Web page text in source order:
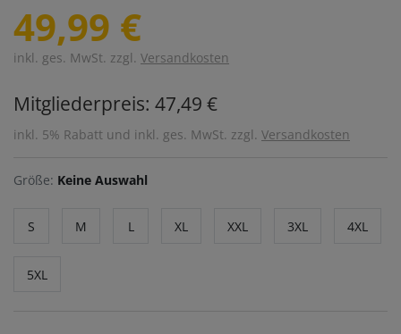
49,99 €
inkl. ges. MwSt. zzgl. Versandkosten
Mitgliederpreis: 47,49 €
inkl. 5% Rabatt und inkl. ges. MwSt. zzgl. Versandkosten
Größe: Keine Auswahl
S M L XL XXL 3XL 4XL
5XL